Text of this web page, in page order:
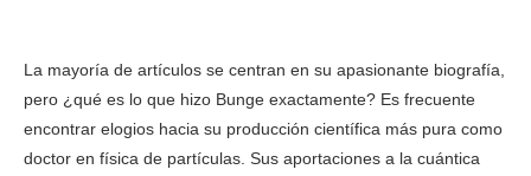
La mayoría de artículos se centran en su apasionante biografía,
pero ¿qué es lo que hizo Bunge exactamente? Es frecuente
encontrar elogios hacia su producción científica más pura como
doctor en física de partículas. Sus aportaciones a la cuántica